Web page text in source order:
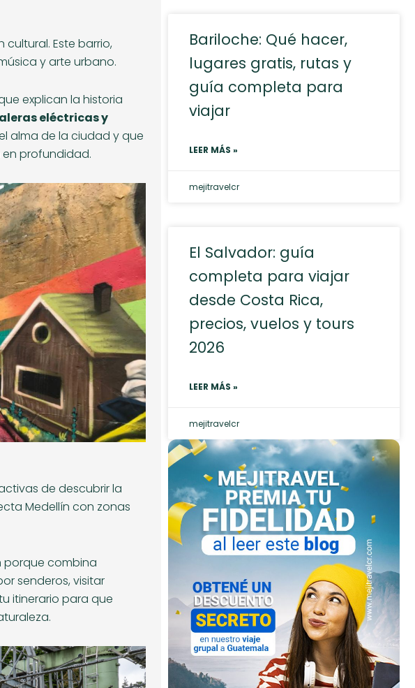
Bariloche: Qué hacer,
lugares gratis, rutas y
guía completa para
viajar
LEER MÁS »
mejitravelcr
El Salvador: guía
completa para viajar
desde Costa Rica,
precios, vuelos y tours
2026
LEER MÁS »
mejitravelcr
Este barrio,
y arte urbano.
explican la historia
eléctricas y
alma de la ciudad y que
profundidad.
de descubrir la
Medellín con zonas
porque combina
senderos, visitar
itinerario para que